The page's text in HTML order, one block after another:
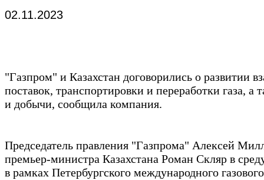
02.11.2023
"Газпром" и Казахстан договорились о развитии
поставок, транспортировки и переработки газа, а
и добычи, сообщила компания.
Председатель правления "Газпрома" Алексей
премьер-министра Казахстана Роман Скляр в
в рамках Петербургского международного